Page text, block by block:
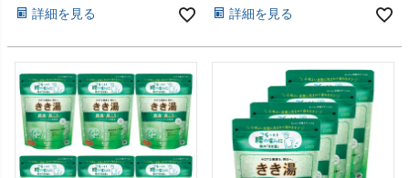
詳細を見る 詳細を見る